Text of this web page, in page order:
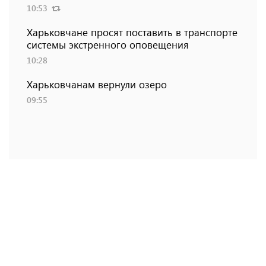
10:53
Харьковчане просят поставить в транспорте
системы экстренного оповещения
10:28
Харьковчанам вернули озеро
09:55